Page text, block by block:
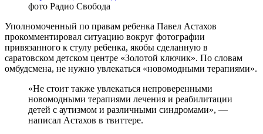
фото Радио Свобода
Уполномоченный по правам ребенка Павел Астахов
прокомментировал ситуацию вокруг фотографии
привязанного к стулу ребенка, якобы сделанную в
саратовском детском центре «Золотой ключик». По словам
омбудсмена, не нужно увлекаться «новомодными терапиями».
«Не стоит также увлекаться непроверенными
новомодными терапиями лечения и реабилитации
детей с аутизмом и различными синдромами», —
написал Астахов в твиттере.